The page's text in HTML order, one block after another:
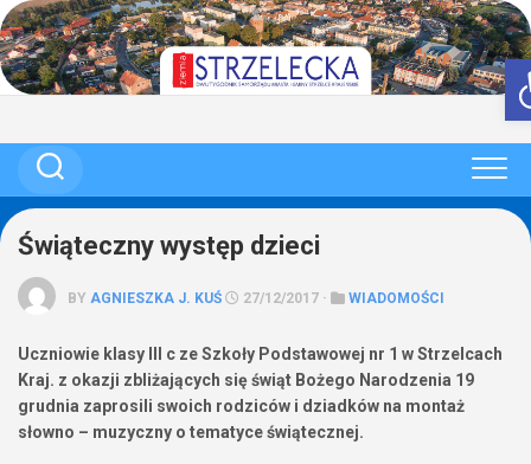
Skip
to
content
Świąteczny występ dzieci
BY AGNIESZKA J. KUŚ 27/12/2017 · WIADOMOŚCI
Uczniowie klasy III c ze Szkoły Podstawowej nr 1 w Strzelcach
Kraj. z okazji zbliżających się świąt Bożego Narodzenia 19
grudnia zaprosili swoich rodziców i dziadków na montaż
słowno – muzyczny o tematyce świątecznej.